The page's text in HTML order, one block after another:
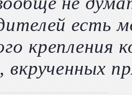
есть
крепления
вкрученных